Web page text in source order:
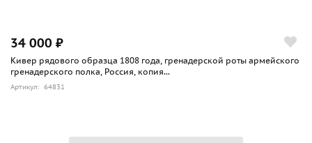
34 000 ₽
Кивер рядового образца 1808 года, гренадерской роты армейского
гренадерского полка, Россия, копия...
Артикул: 64831